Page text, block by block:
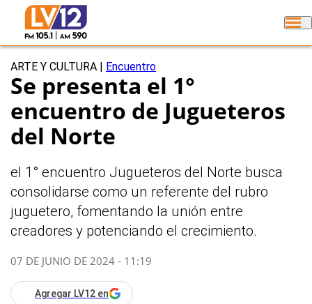
ARTE Y CULTURA Encuentro
Se presenta el 1°
encuentro de Jugueteros
del Norte
el 1° encuentro Jugueteros del Norte busca
consolidarse como un referente del rubro
juguetero, fomentando la unión entre
creadores y potenciando el crecimiento.
07 DE JUNIO DE 2024 - 11:19
Agregar LV12 en